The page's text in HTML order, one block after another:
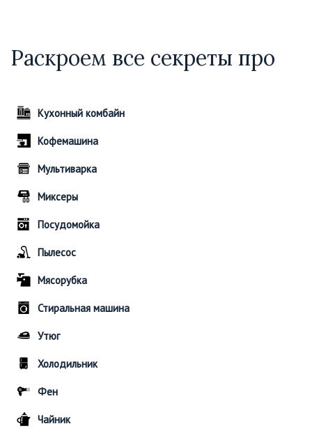
Раскроем все секреты про
Кухонный комбайн
Кофемашина
Мультиварка
Миксеры
Посудомойка
Пылесос
Мясорубка
Стиральная машина
Утюг
Холодильник
Фен
Чайник